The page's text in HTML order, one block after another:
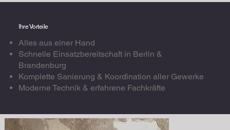
Ihre Vorteile
Alles aus einer Hand
Schnelle Einsatzbereitschaft in Berlin &
Brandenburg
Komplette Sanierung & Koordination aller Gewerke
Moderne Technik & erfahrene Fachkräfte